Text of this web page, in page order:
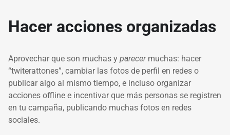
Hacer acciones organizadas
Aprovechar que son muchas y parecermuchas: hacer
“twiterattones”, cambiar las fotos de perfil en redes o
publicar algo al mismo tiempo, e incluso organizar
acciones offline e incentivar que más personas se registren
en tu campaña, publicando muchas fotos en redes
sociales.